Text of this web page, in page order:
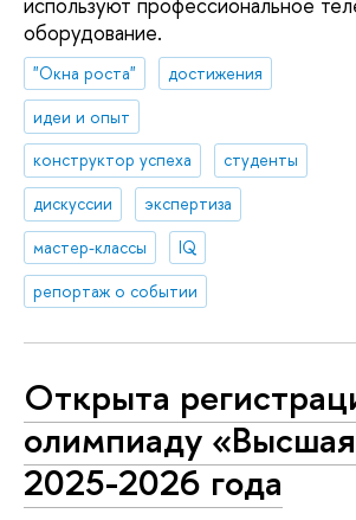
оборудование.
"Окна роста"
достижения
идеи и опыт
конструктор успеха
студенты
дискуссии
экспертиза
мастер-классы
IQ
репортаж о событии
Открыта
олимпиаду
2025-2026 года